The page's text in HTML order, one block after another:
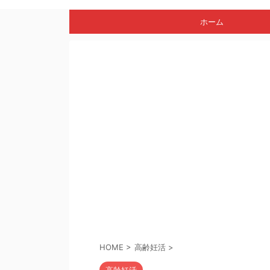
ホーム
HOME > 高齢妊活 >